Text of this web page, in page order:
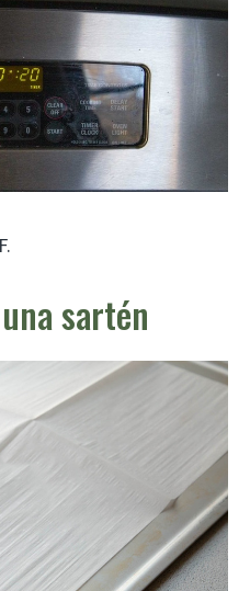
sartén